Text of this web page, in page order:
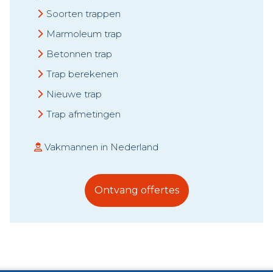
Soorten trappen
Marmoleum trap
Betonnen trap
Trap berekenen
Nieuwe trap
Trap afmetingen
Vakmannen in Nederland
Ontvang offertes